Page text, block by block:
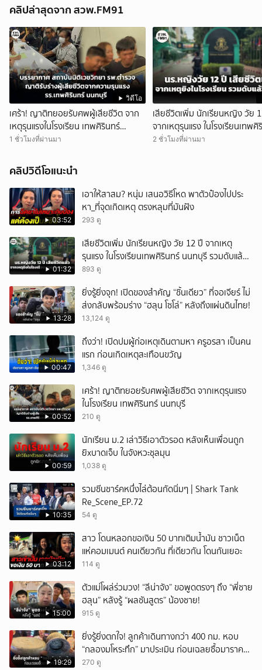
คลิปล่าสุดจาก สวพ.FM91
วิดีโอ
เศร้า! ญาติทยอยรับศพผู้เสียชีวิต จาก
เหตุรุนแรงในโรงเรียน เทพศิรินทร์
นนทบุรี
1 ชั่วโมงที่ผ่านมา
เสียชีวิตเพิ่ม นักเรียนหญิง วัย
จากเหตุรุนแรง ในโรงเรียนเทพ
นนทบุรี รวมดับแล้ว 9 ราย
2 ชั่วโมงที่ผ่านมา
คลิปวิดีโอแนะนำ
03:52
เอาให้สาสม? หนุ่ม เสนอวิธีโหด พาตัวป๋องไปประ
หา_ที่จุดเกิดเหตุ ตรงหลุมที่มันฝัง
293 ดู
01:32
เสียชีวิตเพิ่ม นักเรียนหญิง วัย 12 ปี จากเหตุ
รุนแรง ในโรงเรียนเทพศิรินทร์ นนทบุรี รวมดับแล้ว
9 ราย
893 ดู
13:28
ยิ่งรู้ยิ่งจุก! เปิดของสำคัญ “ชิ้นเดียว” ที่จอเจียร์ ไม่
ส่งกลับพร้อมร่าง “ฮลุน โซโล่” หลังถึงแผ่นดินไทย!
13,124 ดู
00:47
ถึงว่า! เปิดปมผู้ก่อเหตุเดินตามหา ครูอรสา เป็นคน
แรก ก่อนเกิดเหตุสะเทือนขวัญ
1,346 ดู
00:52
เศร้า! ญาติทยอยรับศพผู้เสียชีวิต จากเหตุรุนแรง
ในโรงเรียน เทพศิรินทร์ นนทบุรี
210 ดู
00:59
นักเรียน ม.2 เล่าวิธีเอาตัวรอด หลังเห็นเพื่อนถูก
ยิxบาดเจ็บ ในจังหวะชุลมุน
1,038 ดู
10:35
รวมซีนชาร์คหนึ่งไล่ต้อนกัดนิ่มๆ | Shark Tank
Re_Scene_EP.72
54 ดู
03:12
สาว โดนหลอกขอเงิน 50 บาทเติมน้ำมัน ชาวเน็ต
แห่คอมเมนต์ คนเดียวกัน ที่เดียวกัน โดนกันเยอะ
114 ดู
15:00
ตัวแม่โผล่ร่วมวง! “ลีน่าจัง” ขอพูดตรงๆ ถึง “พี่ชาย
ฮลุน” หลังรู้ “ผลชันสูตร” น้องชาย!
915 ดู
19:29
ยิ่งรู้ยิ่งตกใจ! ลูกค้าเดินทางกว่า 400 กม. หอบ
“กลองมโหระทึก” มาประเมิน ก่อนเฉลยซื้อมาราคา
เท่าไหร่?
270 ดู